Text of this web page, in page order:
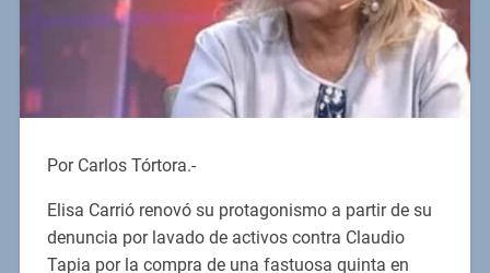
Por Carlos Tórtora.-
Elisa Carrió renovó su protagonismo a partir de su
denuncia por lavado de activos contra Claudio
Tapia por la compra de una fastuosa quinta en